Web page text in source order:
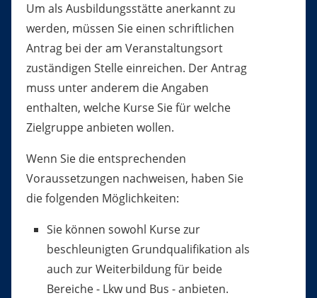
Um als Ausbildungsstätte anerkannt zu
werden, müssen Sie einen schriftlichen
Antrag bei der am Veranstaltungsort
zuständigen Stelle einreichen. Der Antrag
muss unter anderem die Angaben
enthalten, welche Kurse Sie für welche
Zielgruppe anbieten wollen.
Wenn Sie die entsprechenden
Voraussetzungen nachweisen, haben Sie
die folgenden Möglichkeiten:
Sie können sowohl Kurse zur
beschleunigten Grundqualifkation als
auch zur Weiterbildung für beide
Bereiche - Lkw und Bus - anbieten.